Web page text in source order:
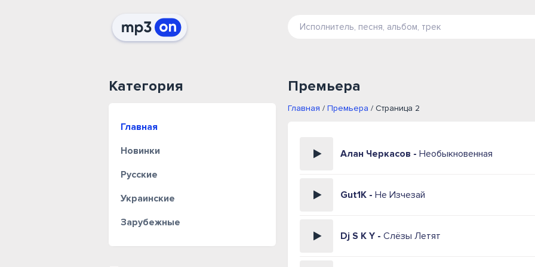
Категория
Главная
Новинки
Русские
Украинские
Зарубежные
Премьера
Главная / Премьера / Страница 2
Алан Черкасов - Необыкновенная
Gut1K - Не Изчезай
Dj S K Y - Слёзы Летят